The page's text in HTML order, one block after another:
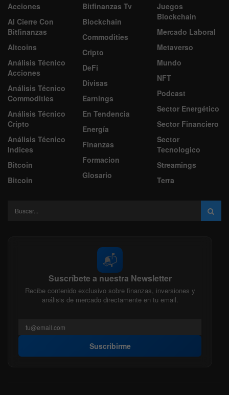
Acciones
Al Cierre Con
Bitfinanzas
Altcoins
Análisis Técnico
Acciones
Análisis Técnico
Commodities
Análisis Técnico
Cripto
Análisis Técnico
Indices
Bitcoin
Bitcoin
Bitfinanzas Tv
Blockchain
Commodities
Cripto
DeFi
Divisas
Earnings
En Tendencia
Energía
Finanzas
Formacion
Glosario
Juegos
Blockchain
Mercado Laboral
Metaverso
Mundo
NFT
Podcast
Sector Energético
Sector Financiero
Sector
Tecnologico
Streamings
Terra
📬
Suscríbete a nuestra Newsletter
Recibe contenido exclusivo sobre finanzas, inversiones y
análisis de mercado directamente en tu email.
Suscribirme